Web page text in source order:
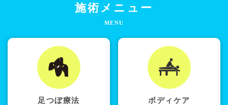
施術メニュー
MENU
足つぼ療法 ボディケア